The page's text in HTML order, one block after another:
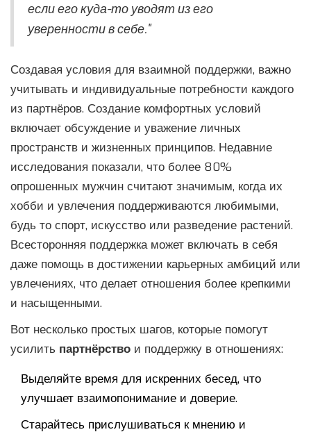
если его куда-то уводят из его
уверенности в себе."
Создавая условия для взаимной поддержки, важно
учитывать и индивидуальные потребности каждого
из партнёров. Создание комфортных условий
включает обсуждение и уважение личных
пространств и жизненных принципов. Недавние
исследования показали, что более 80%
опрошенных мужчин считают значимым, когда их
хобби и увлечения поддерживаются любимыми,
будь то спорт, искусство или разведение растений.
Всесторонняя поддержка может включать в себя
даже помощь в достижении карьерных амбиций или
увлечениях, что делает отношения более крепкими
и насыщенными.
Вот несколько простых шагов, которые помогут
усилить партнёрство и поддержку в отношениях:
Выделяйте время для искренних бесед, что
улучшает взаимопонимание и доверие.
Старайтесь прислушиваться к мнению и